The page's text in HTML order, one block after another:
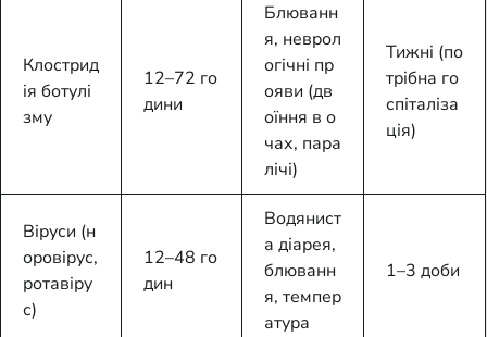
Клострид
ія ботулі
зму
12–72 го
дини
Блюванн
я, неврол
огічні пр
ояви (дв
оїння в о
чах, пара
лічі)
Тижні (по
трібна го
спіталіза
ція)
Віруси (н
оровірус,
ротавіру
с)
12–48 го
дин
Водянист
а діарея,
блюванн
я, темпер
атура
1–3 доби